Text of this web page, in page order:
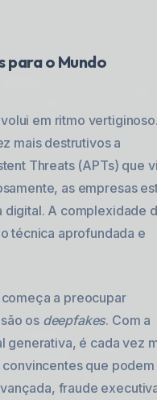
para o Mundo
em ritmo
mais destrutivos a
Threats (APTs) que
as empresas
digital. A complexidade
técnica aprofundada e
a preocupar
os deepfakes. Com a
generativa, é cada vez
que podem
fraude